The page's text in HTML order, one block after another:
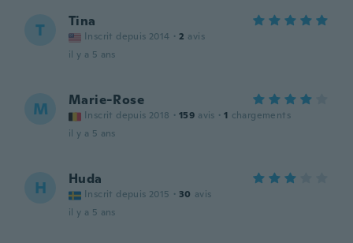
T Tina
Inscrit depuis 2014 · 2 avis
il y a 5 ans
M Marie-Rose
Inscrit depuis 2018 · 159 avis · 1 chargements
il y a 5 ans
H Huda
Inscrit depuis 2015 · 30 avis
il y a 5 ans